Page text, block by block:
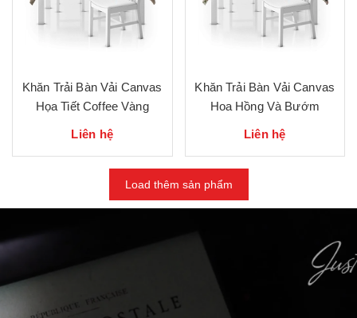
Khăn Trải Bàn Vải Canvas
Họa Tiết Coffee Vàng
Liên hệ
Khăn Trải Bàn Vải Canvas
Hoa Hồng Và Bướm
Liên hệ
Load thêm sản phẩm